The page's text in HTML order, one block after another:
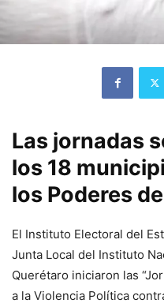
Las jornadas
los 18
los Poderes
El Instituto Electoral del
Junta Local del Instituto
Querétaro iniciaron las
a la Violencia Política